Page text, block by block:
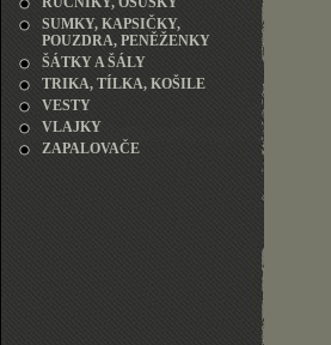
SUMKY, KAPSIČKY,
POUZDRA, PENĚŽENKY
ŠÁTKY A ŠÁLY
TRIKA, TÍLKA, KOŠILE
VESTY
VLAJKY
ZAPALOVAČE